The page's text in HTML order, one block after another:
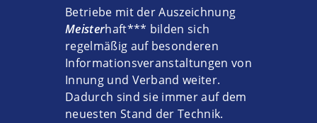
Betriebe mit der Auszeichnung
Meisterhaft*** bilden sich
regelmäßig auf besonderen
Informationsveranstaltungen von
Innung und Verband weiter.
Dadurch sind sie immer auf dem
neuesten Stand der Technik.